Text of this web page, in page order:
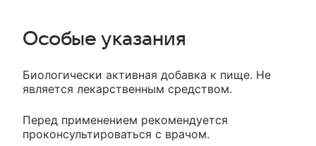
Особые указания
Биологически активная добавка к пище. Не
является лекарственным средством.
Перед применением рекомендуется
проконсультироваться с врачом.